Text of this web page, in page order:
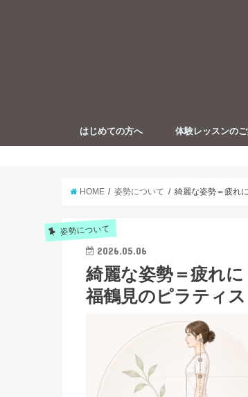
はじめての方へ 体験レッスンの
HOME 姿勢について 綺麗な姿勢＝疲れ
姿勢について
2026.05.06
綺麗な姿勢＝疲れ
福鶴見のピラティ